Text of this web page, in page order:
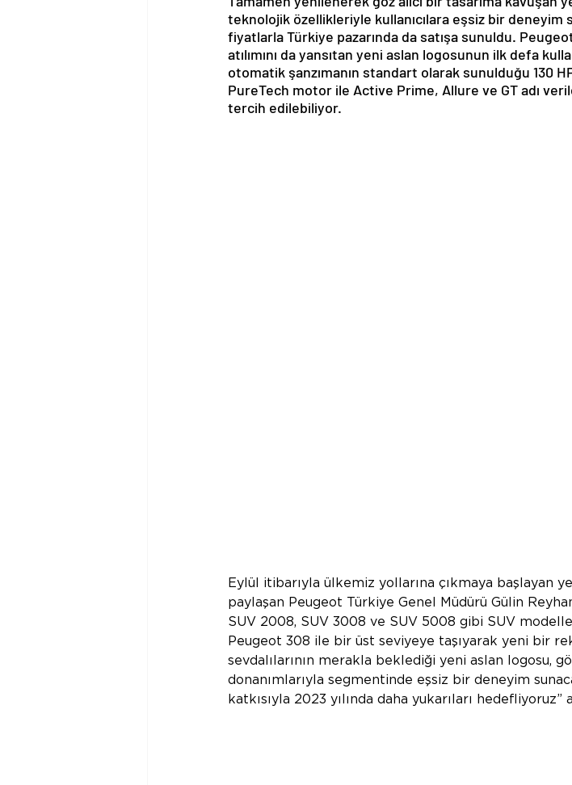
teknolojik özellikleriyle kullanıcılara eşsiz bir deneyim
fiyatlarla Türkiye pazarında da satışa sunuldu.
atılımını da yansıtan yeni aslan logosunun ilk defa
otomatik şanzımanın standart olarak sunulduğu 130
PureTech motor ile Active Prime, Allure ve GT adı
tercih edilebiliyor.
Eylül itibarıyla ülkemiz yollarına çıkmaya başlayan
paylaşan Peugeot Türkiye Genel Müdürü Gülin
SUV 2008, SUV 3008 ve SUV 5008 gibi SUV
Peugeot 308 ile bir üst seviyeye taşıyarak yeni bir
sevdalılarının merakla beklediği yeni aslan logosu,
donanımlarıyla segmentinde eşsiz bir deneyim
katkısıyla 2023 yılında daha yukarıları hedefliyoruz”